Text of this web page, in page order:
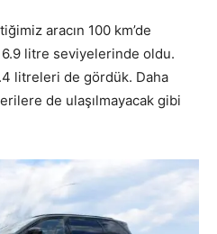
aracın 100 km’de
litre seviyelerinde oldu.
litreleri de gördük. Daha
de ulaşılmayacak gibi